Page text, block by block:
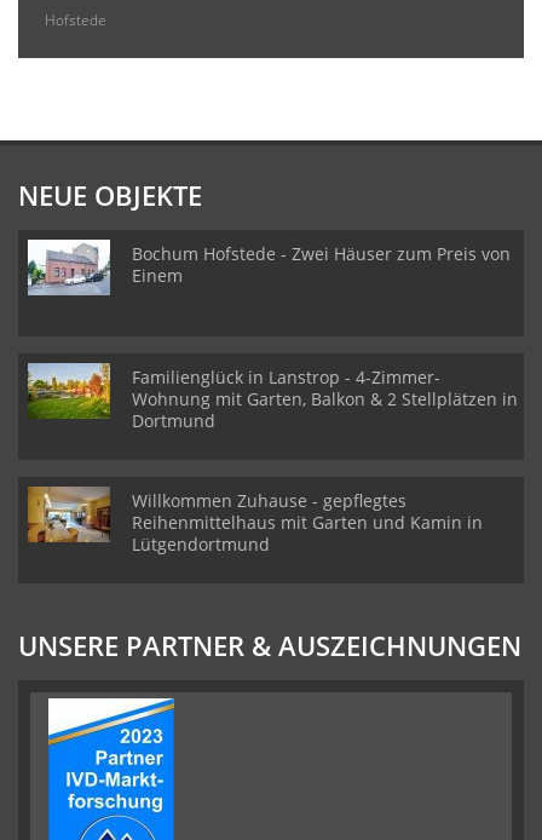
Hofstede
NEUE OBJEKTE
Bochum Hofstede - Zwei Häuser zum Preis von
Einem
Familienglück in Lanstrop - 4-Zimmer-
Wohnung mit Garten, Balkon & 2 Stellplätzen in
Dortmund
Willkommen Zuhause - gepflegtes
Reihenmittelhaus mit Garten und Kamin in
Lütgendortmund
UNSERE PARTNER & AUSZEICHNUNGEN